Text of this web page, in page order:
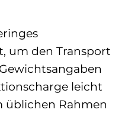
um den Transport
leicht
üblichen Rahmen